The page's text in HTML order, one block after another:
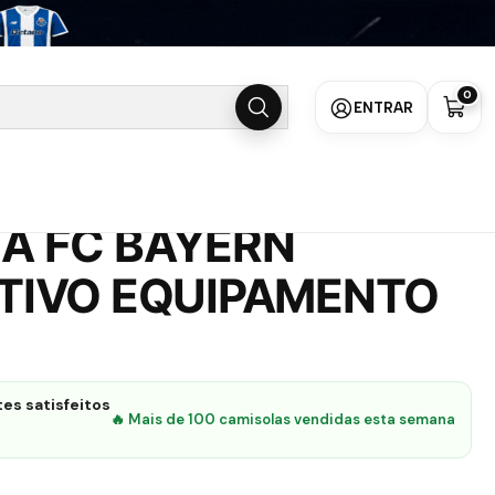
ENTRAR
0
2025/26
FC BAYERN
EQUIPAMENTO
satisfeitos
🔥 Mais de 100 camisolas vendidas esta semana